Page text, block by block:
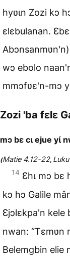
hyʋɩn Zozi kɔ
ɛlɛbulanan.
wɔ ebolo
mmɔfʋɛ'n-mɔ
Zozi 'ba fɛlɛ
mɔ bɛ cɩ ejue yɩ́
(Matie 4.12-22,
14 Ɛhɩ mɔ bɛ
kɔ hɔ Galile
Ɛjɔlɛkpa'n kele
nwan: “Tɛmʋn
Belemgbin elie